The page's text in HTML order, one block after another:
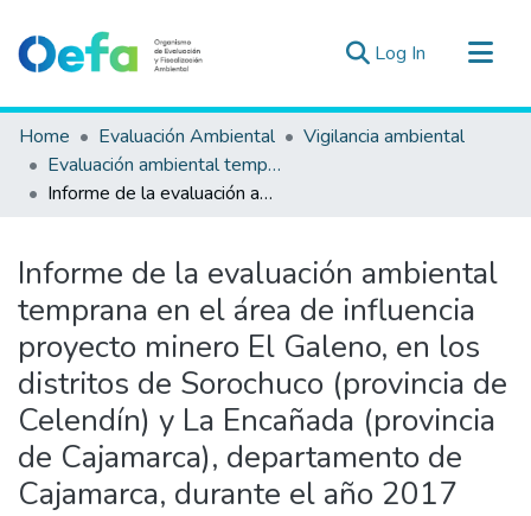
Log In (current)
Communities & Collections
All of DSpace
Statistics
Guias ▾
Home Evaluación Ambiental
Vigilancia ambiental
Evaluación ambiental temprana
Informe de la evaluación ambiental temprana en el área de influencia proyecto minero El Galeno, en los distritos de Sorochuco (provincia de Celendín) y La Encañada (provincia de Cajamarca), departamento de Cajamarca, durante el año 2017
Informe de la evaluación ambiental
temprana en el área de influencia
proyecto minero El Galeno, en los
distritos de Sorochuco (provincia de
Celendín) y La Encañada (provincia
de Cajamarca), departamento de
Cajamarca, durante el año 2017